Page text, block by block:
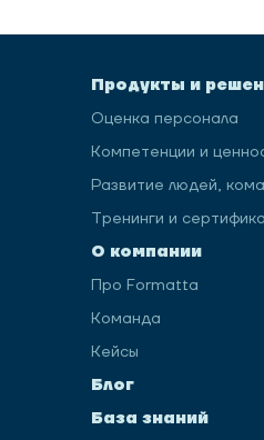
Продукты и
Оценка персонала
Компетенции и
Развитие людей,
Тренинги и
О компании
Про Formatta
Команда
Кейсы
Блог
База знаний